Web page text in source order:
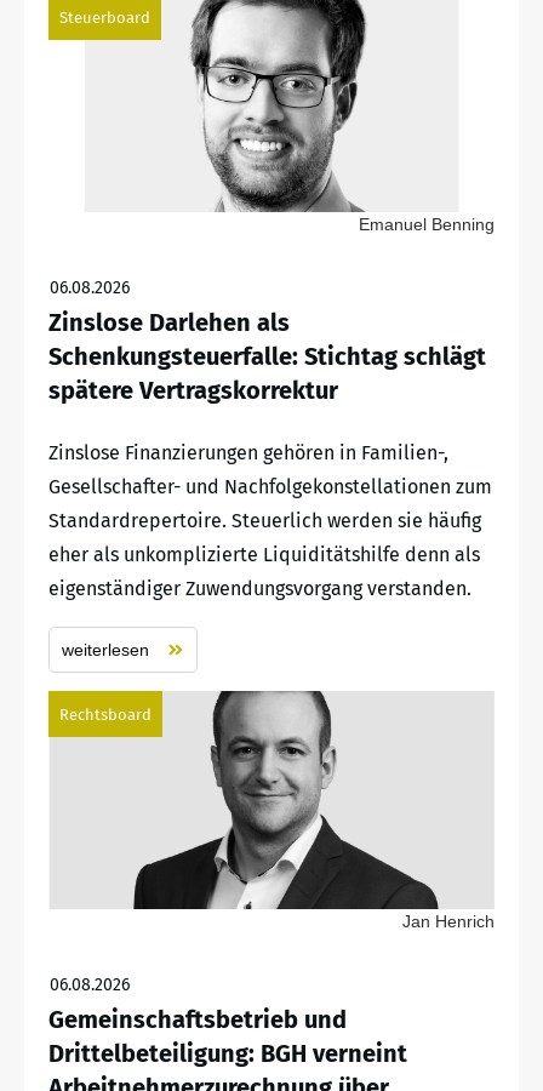
Steuerboard
Emanuel Benning
06.08.2026
Zinslose Darlehen als
Schenkungsteuerfalle: Stichtag schlägt
spätere Vertragskorrektur
Zinslose Finanzierungen gehören in Familien-,
Gesellschafter- und Nachfolgekonstellationen zum
Standardrepertoire. Steuerlich werden sie häufig
eher als unkomplizierte Liquiditätshilfe denn als
eigenständiger Zuwendungsvorgang verstanden.
weiterlesen
Rechtsboard
Jan Henrich
06.08.2026
Gemeinschaftsbetrieb und
Drittelbeteiligung: BGH verneint